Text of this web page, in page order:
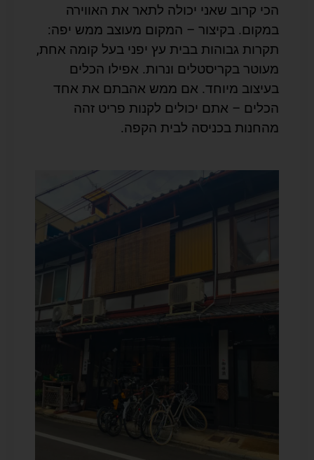
הכי קרוב שאני יכולה לתאר את האווירה
במקום. בקיצור – המקום מעוצב ממש יפה:
תקרות גבוהות בבית עץ יפני בעל קומה אחת,
מעוטר בקריסטלים ונרות. אפילו הכלים
בעיצוב מיוחד. אם ממש אהבתם את אחד
הכלים – אתם יכולים לקנות פריט זהה
מהחנות בכניסה לבית הקפה.